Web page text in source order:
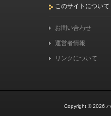
このサイトについて
お問い合わせ
運営者情報
リンクについて
Copyright © 2026